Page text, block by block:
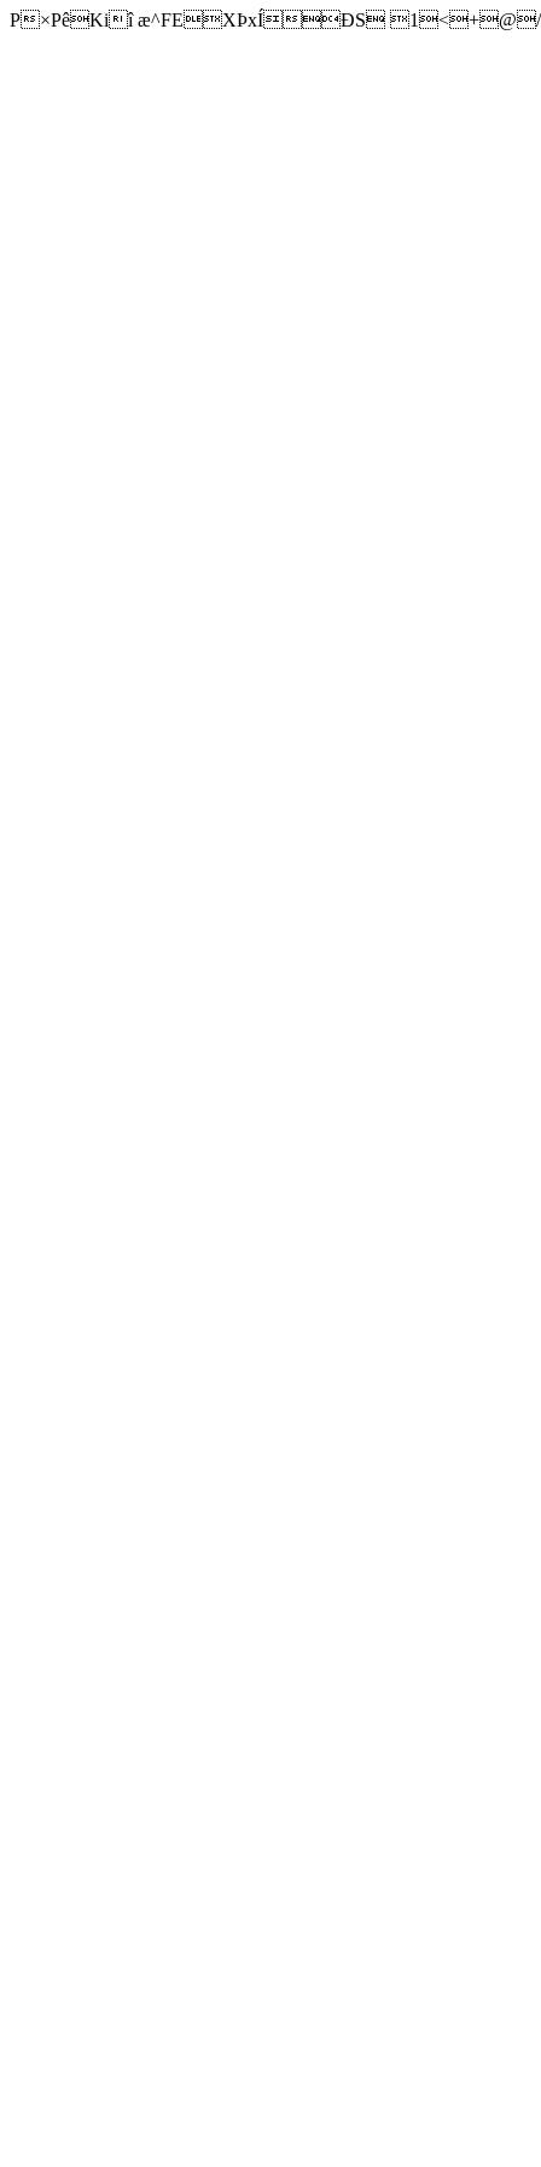
P×PêKiî æ^FEXÞxÍÐS